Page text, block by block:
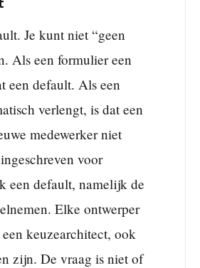
Je kunt niet “geen
Als een formulier een
een default. Als een
verlengt, is dat een
medewerker niet
voor
een default, namelijk de
Elke ontwerper
keuzearchitect, ook
zijn. De vraag is niet of